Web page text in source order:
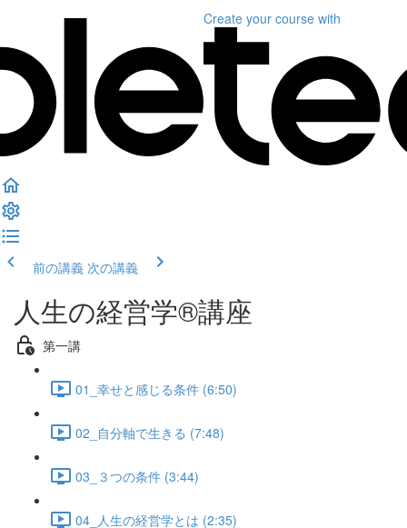
Create your course with
前の講義 次の講義
人生の経営学®︎講座
第一講
01_幸せと感じる条件 (6:50)
02_自分軸で生きる (7:48)
03_３つの条件 (3:44)
04_人生の経営学とは (2:35)